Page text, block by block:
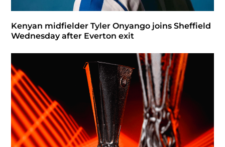
Kenyan midfielder Tyler Onyango joins Sheffield
Wednesday after Everton exit